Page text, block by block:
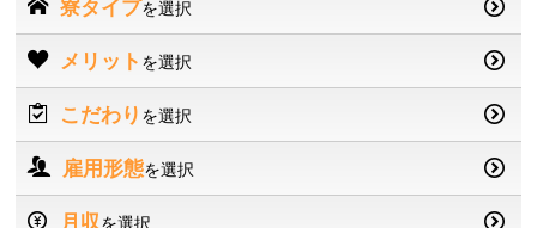
寮タイプを選択
メリット を選択
こだわり を選択
雇用形態を選択
月収を選択